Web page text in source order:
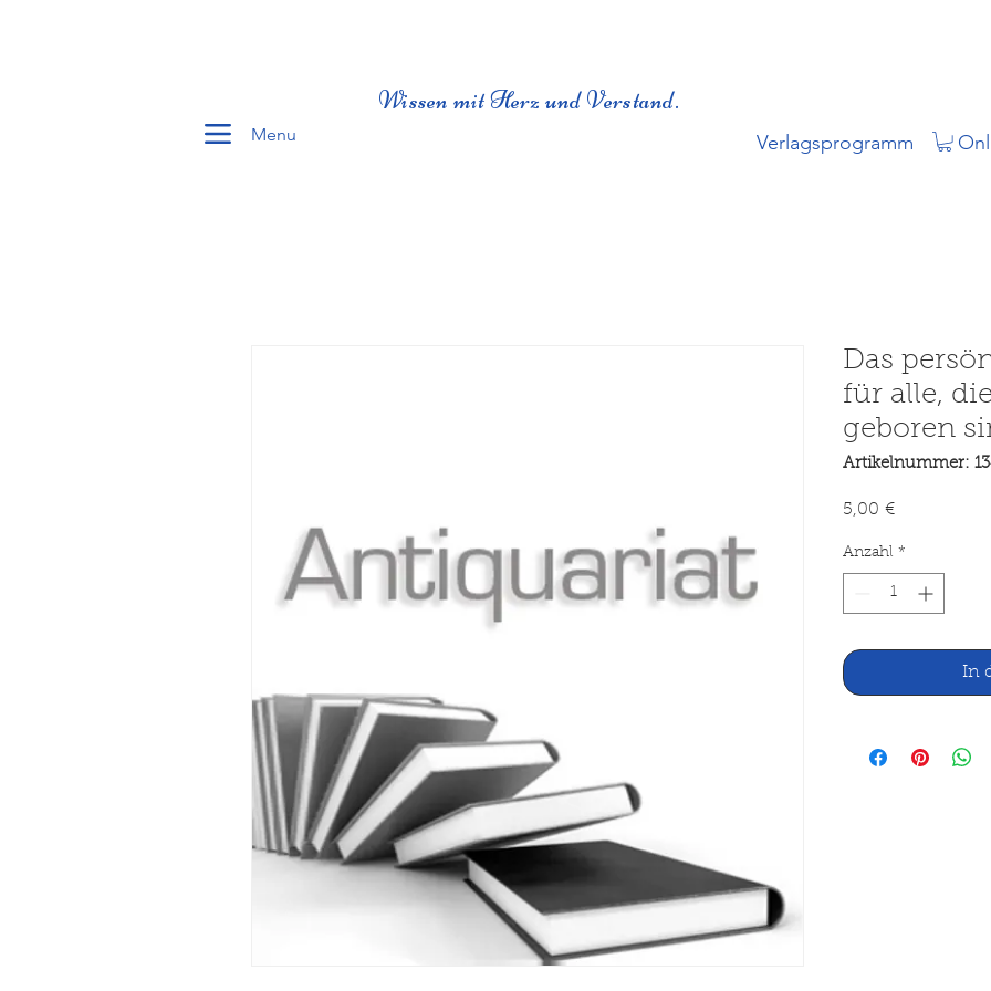
Menu
Wissen mit Herz und Verstand.
Verlagsprogramm
Das
für alle,
geboren
Artikelnummer:
5,00 €Preis
Anzahl *
In